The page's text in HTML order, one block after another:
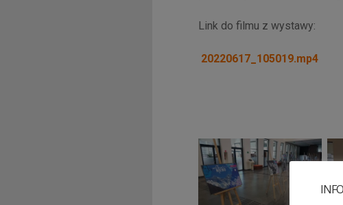
Link do filmu z wystawy:
20220617_105019.mp4